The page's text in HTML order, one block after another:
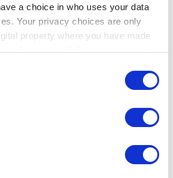
a choice in who uses your data
Your privacy choices are only
property where you have made
change or withdraw your consent
about your geographical location
by actively scanning it for
Benzinmotor TCe 110 und einem
erhältlich.